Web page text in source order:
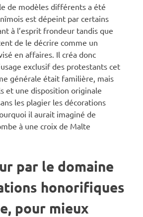
de modèles différents a été
est dépeint par certains
à l’esprit frondeur tandis que
de le décrire comme un
en affaires. Il créa donc
exclusif des protestants cet
générale était familière, mais
et une disposition originale
les plagier les décorations
il aurait imaginé de
à une croix de Malte
par le domaine
honorifiques
pour mieux